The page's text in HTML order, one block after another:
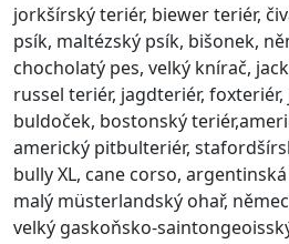
jorkšírský teriér, biewer teriér,
psík, maltézský psík, bišonek,
chocholatý pes, velký knírač,
russel teriér, jagdteriér,
buldoček, bostonský
americký pitbulteriér,
bully XL, cane corso,
malý müsterlandský ohař,
velký gaskoňsko-